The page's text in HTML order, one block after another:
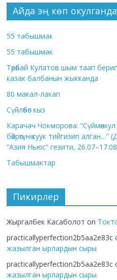
Айда эң көп
55 табышмак
55 табышмак
Төрөбай Кулатов шым таап
казак балбанын жыкканда
80 макал-лакап
Сүйлөбөс кыз
Карачач Чокморова: “Сүймөнкул
бөйрөгүнө суук тийгизип
“Азия Ньюс” гезити,
Табышмактар
Пикирлер
Жыргалбек Касаболот on
practicallyperfection2b5aa2e83c
жазылган ырлардын сыры
practicallyperfection2b5aa2e83c
жазылган ырлардын сыры